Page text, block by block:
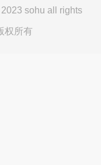
sohu all rights
权所有